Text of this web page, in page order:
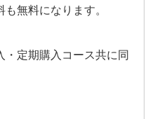
無料になります。
定期購入コース共に同